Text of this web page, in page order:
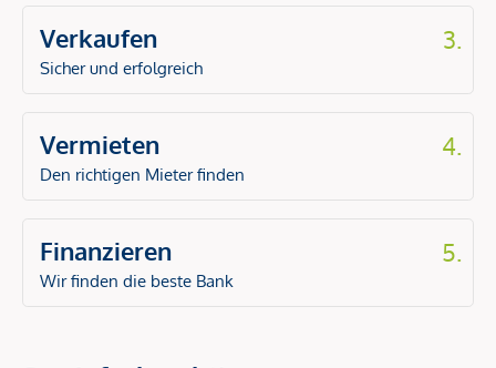
Verkaufen
Sicher und erfolgreich
3.
Vermieten
Den richtigen Mieter finden
4.
Finanzieren
Wir finden die beste Bank
5.